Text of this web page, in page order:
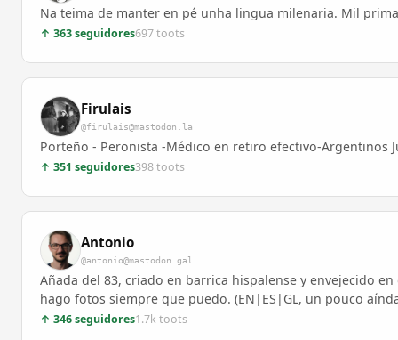
Na teima de manter en pé unha lingua milenaria. Mil
↑ 363 seguidores697 toots
Firulais
@firulais@mastodon.la
Porteño - Peronista -Médico en retiro efectivo-Argentinos
↑ 351 seguidores398 toots
Antonio
@antonio@mastodon.gal
Añada del 83, criado en barrica hispalense y envejecido
hago fotos siempre que puedo. (EN|ES|GL, un pouco
↑ 346 seguidores1.7k toots